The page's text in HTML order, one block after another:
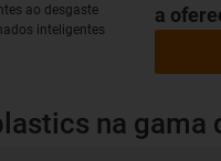
ao desgaste
inteligentes
a
na gama